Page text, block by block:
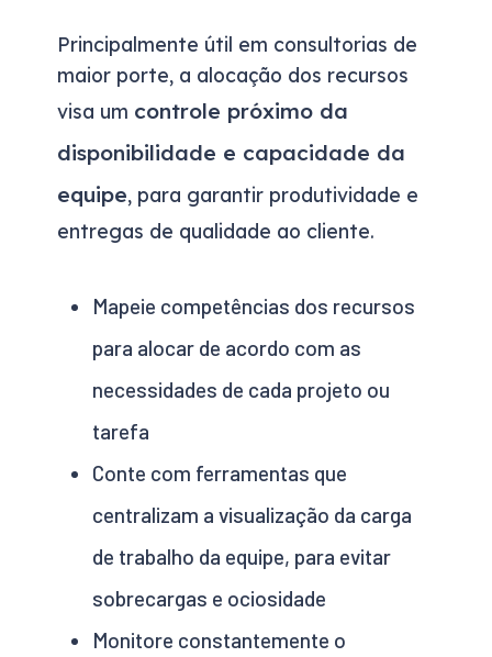
Principalmente útil em consultorias de
maior porte, a alocação dos recursos
visa um controle próximo da
disponibilidade e capacidade da
equipe, para garantir produtividade e
entregas de qualidade ao cliente.
Mapeie competências dos recursos
para alocar de acordo com as
necessidades de cada projeto ou
tarefa
Conte com ferramentas que
centralizam a visualização da carga
de trabalho da equipe, para evitar
sobrecargas e ociosidade
Monitore constantemente o